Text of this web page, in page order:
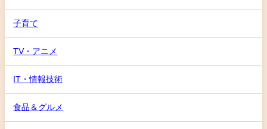
子育て
TV・アニメ
IT・情報技術
食品＆グルメ